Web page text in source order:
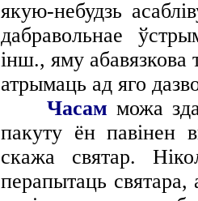
якую-небудзь
дабравольнае
інш., яму абавязкова
атрымаць ад яго
Часам можа
пакуту ён павінен
скажа святар.
перапытаць святара,